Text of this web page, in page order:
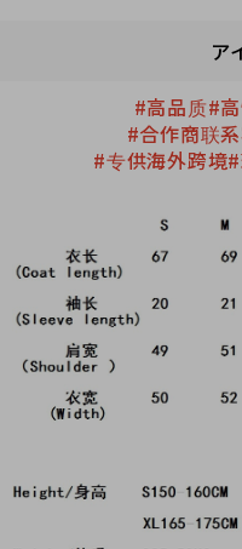
ア
#高品质#
#合作商联
#专供海外跨境